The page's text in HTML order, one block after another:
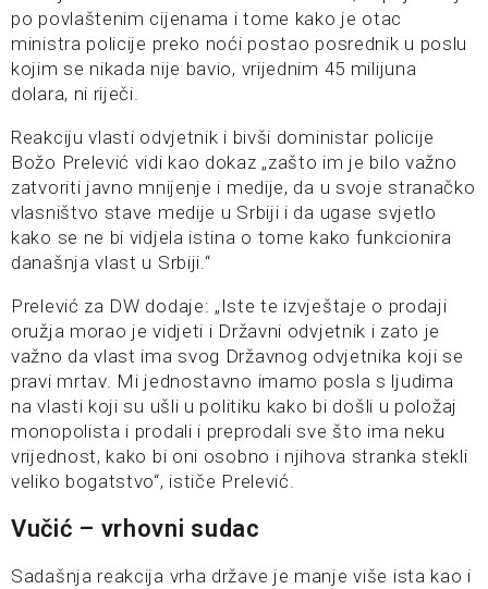
po povlaštenim cijenama i tome kako je otac
ministra policije preko noći postao posrednik u poslu
kojim se nikada nije bavio, vrijednim 45 milijuna
dolara, ni riječi.
Reakciju vlasti odvjetnik i bivši doministar policije
Božo Prelević vidi kao dokaz „zašto im je bilo važno
zatvoriti javno mnijenje i medije, da u svoje stranačko
vlasništvo stave medije u Srbiji i da ugase svjetlo
kako se ne bi vidjela istina o tome kako funkcionira
današnja vlast u Srbiji.“
Prelević za DW dodaje: „Iste te izvještaje o prodaji
oružja morao je vidjeti i Državni odvjetnik i zato je
važno da vlast ima svog Državnog odvjetnika koji se
pravi mrtav. Mi jednostavno imamo posla s ljudima
na vlasti koji su ušli u politiku kako bi došli u položaj
monopolista i prodali i preprodali sve što ima neku
vrijednost, kako bi oni osobno i njihova stranka stekli
veliko bogatstvo“, ističe Prelević.
Vučić – vrhovni sudac
Sadašnja reakcija vrha države je manje više ista kao i